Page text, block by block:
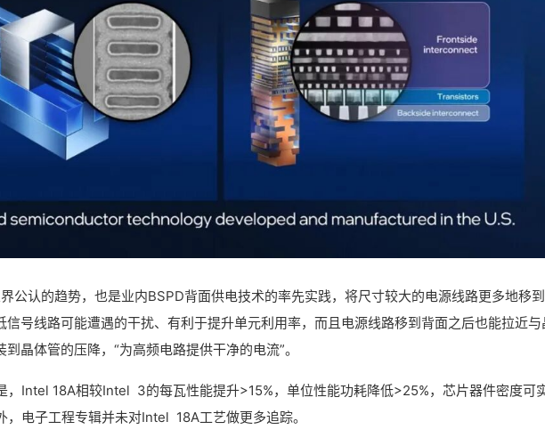
公认的趋势，也是业内BSPD背面供电技术的率先实践，将尺寸较大的电源线路更多地移
信号线路可能遭遇的干扰、有利于提升单元利用率，而且电源线路移到背面之后也能拉近与
晶体管的压降，“为高频电路提供干净的电流”。
，Intel 18A相较Intel 3的每瓦性能提升>15%，单位性能功耗降低>25%，芯片器件密度可
，电子工程专辑并未对Intel 18A工艺做更多追踪。